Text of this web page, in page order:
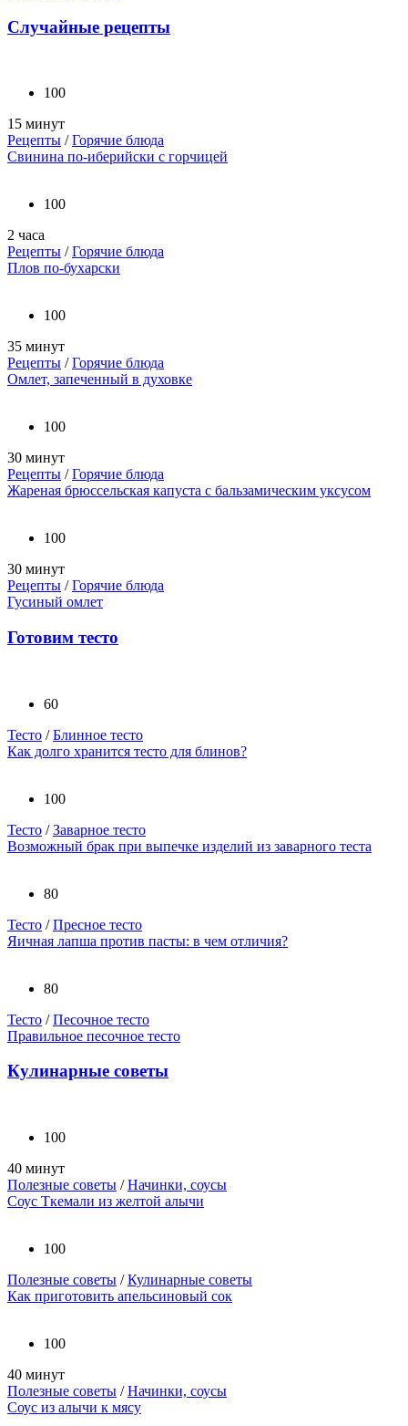
Случайные рецепты
100
15 минут
Рецепты /Горячие блюда
Свинина по-иберийски с горчицей
100
2 часа
Рецепты /Горячие блюда
Плов по-бухарски
100
35 минут
Рецепты /Горячие блюда
Омлет, запеченный в духовке
100
30 минут
Рецепты /Горячие блюда
Жареная брюссельская капуста с бальзамическим уксусом
100
30 минут
Рецепты /Горячие блюда
Гусиный омлет
Готовим тесто
60
Тесто /Блинное тесто
Как долго хранится тесто для блинов?
100
Тесто /Заварное тесто
Возможный брак при выпечке изделий из заварного теста
80
Тесто /Пресное тесто
Яичная лапша против пасты: в чем отличия?
80
Тесто /Песочное тесто
Правильное песочное тесто
Кулинарные советы
100
40 минут
Полезные советы /Начинки, соусы
Соус Ткемали из желтой алычи
100
Полезные советы /Кулинарные советы
Как приготовить апельсиновый сок
100
40 минут
Полезные советы /Начинки, соусы
Соус из алычи к мясу